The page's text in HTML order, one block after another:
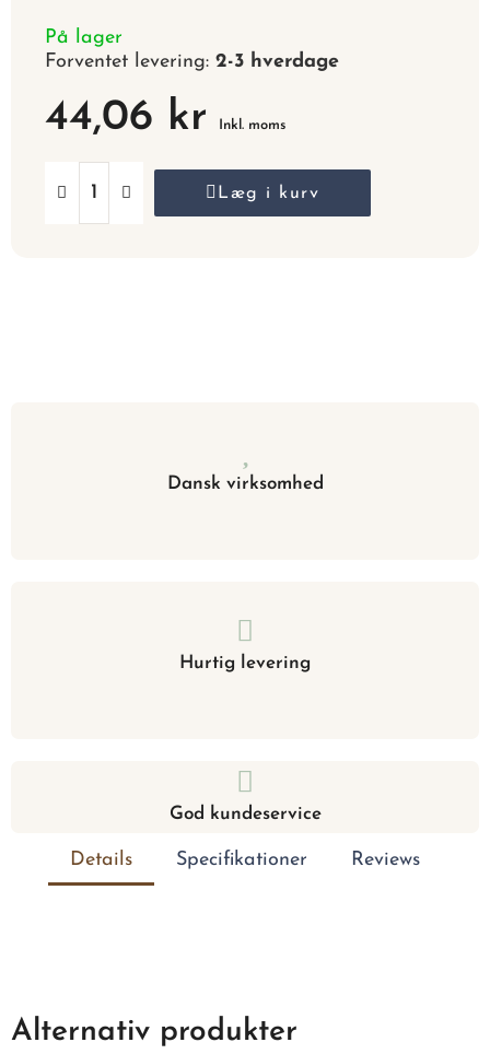
På lager
Forventet levering: 2-3 hverdage
44,06 kr Inkl. moms
Læg i kurv
Dansk virksomhed
Hurtig levering
God kundeservice
Details Specifikationer Reviews
Alternativ produkter